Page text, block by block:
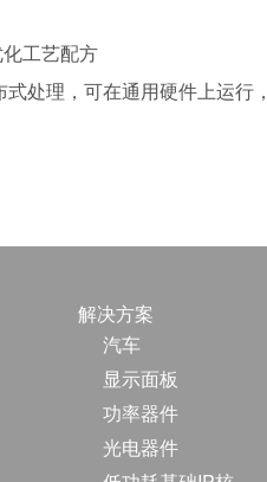
工艺配方
处理，可在通用硬件上运
解决方案
汽车
显示面板
功率器件
光电器件